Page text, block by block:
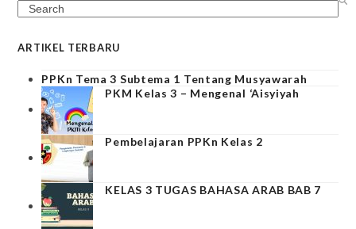
Search
ARTIKEL TERBARU
PPKn Tema 3 Subtema 1 Tentang Musyawarah
PKM Kelas 3 – Mengenal ‘Aisyiyah
Pembelajaran PPKn Kelas 2
KELAS 3 TUGAS BAHASA ARAB BAB 7